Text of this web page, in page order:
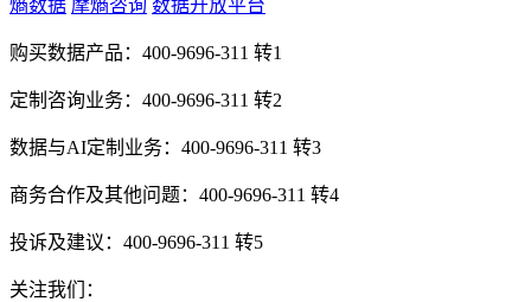
熵数据 摩熵咨询 数据开放平台
购买数据产品： 400-9696-311 转1
定制咨询业务： 400-9696-311 转2
数据与AI定制业务： 400-9696-311 转3
商务合作及其他问题： 400-9696-311 转4
投诉及建议： 400-9696-311 转5
关注我们：